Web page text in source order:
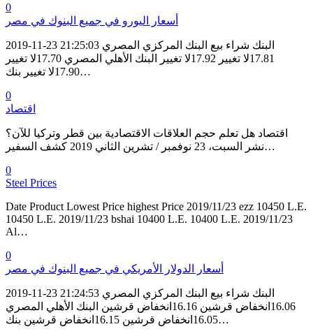
0
أسعار اليورو في جميع البنوك في مصر
2019-11-23 21:25:03 البنك شراء بيع البنك المركزي المصري
17.81لا تغيير 17.92لا تغيير البنك الأهلي المصري 17.70لا تغيير
17.90لا تغيير بنك…
0
اقتصاد
اقتصاد هل تعلم حجم العلاقات الاقتصادية بين قطر وتركيا للآن؟
نشر السبت، 23 نوفمبر / تشرين الثاني 2019 كشف السفير…
0
Steel Prices
Date Product Lowest Price highest Price 2019/11/23 ezz 10450 L.E.
10450 L.E. 2019/11/23 bshai 10400 L.E. 10400 L.E. 2019/11/23
Al…
0
أسعار الدولار الأمريكي في جميع البنوك في مصر
2019-11-23 21:24:53 البنك شراء بيع البنك المركزي المصري
16.06انخفاض قرشين 16.16انخفاض قرشين البنك الأهلي المصري
16.05انخفاض قرشين 16.15انخفاض قرشين بنك…